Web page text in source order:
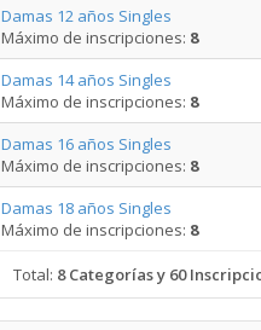
Damas 12 años Singles
Máximo de inscripciones: 8
Damas 14 años Singles
Máximo de inscripciones: 8
Damas 16 años Singles
Máximo de inscripciones: 8
Damas 18 años Singles
Máximo de inscripciones: 8
Total: 8 Categorías y 60